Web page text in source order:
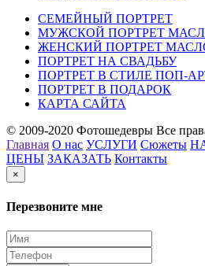
СЕМЕЙНЫЙ ПОРТРЕТ
МУЖСКОЙ ПОРТРЕТ
ЖЕНСКИЙ ПОРТРЕТ
ПОРТРЕТ НА СВАДЬБУ
ПОРТРЕТ В СТИЛЕ ПОП-
ПОРТРЕТ В ПОДАРОК
КАРТА САЙТА
© 2009-2020 Фотошедевры Все
Главная О нас УСЛУГИ Сюжеты
ЦЕНЫ ЗАКАЗАТЬ Контакты
×
Перезвоните мне